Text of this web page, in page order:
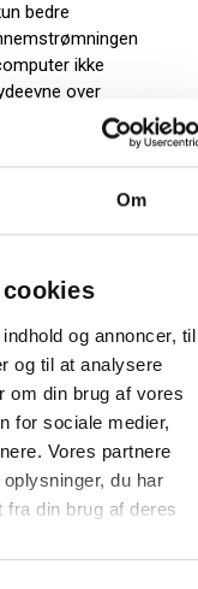
Om
og annoncer, til
og til at analysere
om din brug af vores
for sociale medier,
Vores partnere
du har
din brug af deres
bedre
ikke
over
og standeren
inkl. MacBooks
til underholdning.
bærer tydeligt
let og robust,
den med
perfekt ind
godt sammen
cm til 15,5 cm